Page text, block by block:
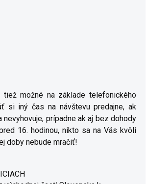
tiež možné na základe telefonického
si iný čas na návštevu predajne, ak
nevyhovuje, prípadne ak aj bez dohody
16. hodinou, nikto sa na Vás kvôli
doby nebude mračiť!